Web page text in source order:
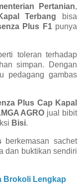
Pertanian,
Terbang bisa
Plus F1punya
toleran terhadap
simpan. Dengan
pedagang gambas
Plus Cap Kapal
AGRO jual bibit
Bisi.
berkemasan sachet
dan buktikan sendiri
Brokoli Lengkap